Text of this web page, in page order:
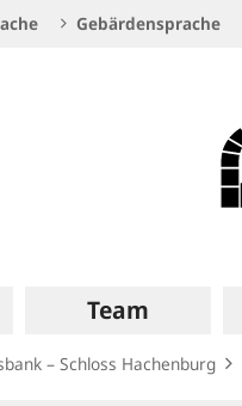
Gebärdensprache
Team
– Schloss Hachenburg